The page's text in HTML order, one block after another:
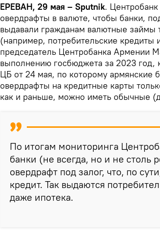
ЕРЕВАН, 29 мая – Sputnik. Центробанк
овердрафты в валюте, чтобы банки,
выдавали гражданам валютные займы
(например, потребительские кредиты
председатель Центробанка Армении
выполнению госбюджета за 2023 год,
ЦБ от 24 мая, по которому армянские
овердрафты на кредитные карты
как и раньше, можно иметь обычные
По итогам мониторинга
банки (не всегда, но и не столь
овердрафт под залог, что, по
кредит. Так выдаются
даже ипотека.